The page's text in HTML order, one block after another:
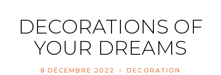
DECORATIONS OF
YOUR DREAMS
8 DÉCEMBRE 2022 DECORATION